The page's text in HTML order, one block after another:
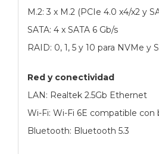
M.2: 3 x M.2 (PCIe 4.0 x4/x2 y
SATA: 4 x SATA 6 Gb/s
RAID: 0, 1, 5 y 10 para NVMe y
Red y conectividad
LAN: Realtek 2.5Gb Ethernet
Wi-Fi: Wi-Fi 6E compatible con
Bluetooth: Bluetooth 5.3